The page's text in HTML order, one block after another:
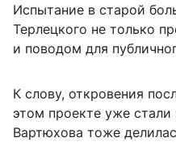
Испытание в старой
Терлецкого не только
и поводом для
К слову, откровения
этом проекте уже
Вартюхова тоже